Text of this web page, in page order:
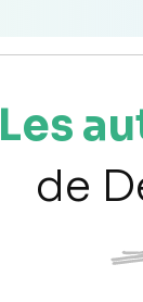
Les
de